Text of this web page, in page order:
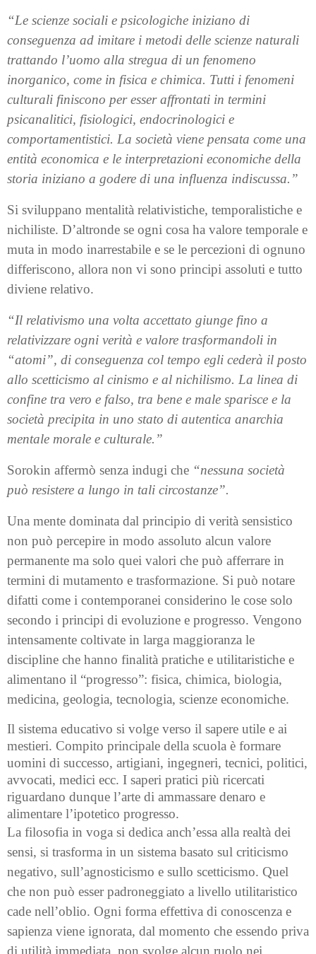
“Le scienze sociali e psicologiche iniziano di
conseguenza ad imitare i metodi delle scienze naturali
trattando l’uomo alla stregua di un fenomeno
inorganico, come in fisica e chimica. Tutti i fenomeni
culturali finiscono per esser affrontati in termini
psicanalitici, fisiologici, endocrinologici e
comportamentistici. La società viene pensata come una
entità economica e le interpretazioni economiche della
storia iniziano a godere di una influenza indiscussa.”
Si sviluppano mentalità relativistiche, temporalistiche e
nichiliste. D’altronde se ogni cosa ha valore temporale e
muta in modo inarrestabile e se le percezioni di ognuno
differiscono, allora non vi sono principi assoluti e tutto
diviene relativo.
“Il relativismo una volta accettato giunge fino a
relativizzare ogni verità e valore trasformandoli in
“atomi”, di conseguenza col tempo egli cederà il posto
allo scetticismo al cinismo e al nichilismo. La linea di
confine tra vero e falso, tra bene e male sparisce e la
società precipita in uno stato di autentica anarchia
mentale morale e culturale.”
Sorokin affermò senza indugi che “nessuna società
può resistere a lungo in tali circostanze”.
Una mente dominata dal principio di verità sensistico
non può percepire in modo assoluto alcun valore
permanente ma solo quei valori che può afferrare in
termini di mutamento e trasformazione. Si può notare
difatti come i contemporanei considerino le cose solo
secondo i principi di evoluzione e progresso. Vengono
intensamente coltivate in larga maggioranza le
discipline che hanno finalità pratiche e utilitaristiche e
alimentano il “progresso”: fisica, chimica, biologia,
medicina, geologia, tecnologia, scienze economiche.
Il sistema educativo si volge verso il sapere utile e ai
mestieri. Compito principale della scuola è formare
uomini di successo, artigiani, ingegneri, tecnici, politici,
avvocati, medici ecc. I saperi pratici più ricercati
riguardano dunque l’arte di ammassare denaro e
alimentare l’ipotetico progresso.
La filosofia in voga si dedica anch’essa alla realtà dei
sensi, si trasforma in un sistema basato sul criticismo
negativo, sull’agnosticismo e sullo scetticismo. Quel
che non può esser padroneggiato a livello utilitaristico
cade nell’oblio. Ogni forma effettiva di conoscenza e
sapienza viene ignorata, dal momento che essendo priva
di utilità immediata, non svolge alcun ruolo nei